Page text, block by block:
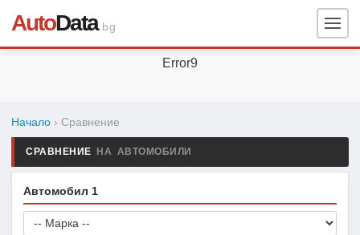
AutoData.bg
Error9
Начало › Сравнение
СРАВНЕНИЕ НА АВТОМОБИЛИ
Автомобил 1